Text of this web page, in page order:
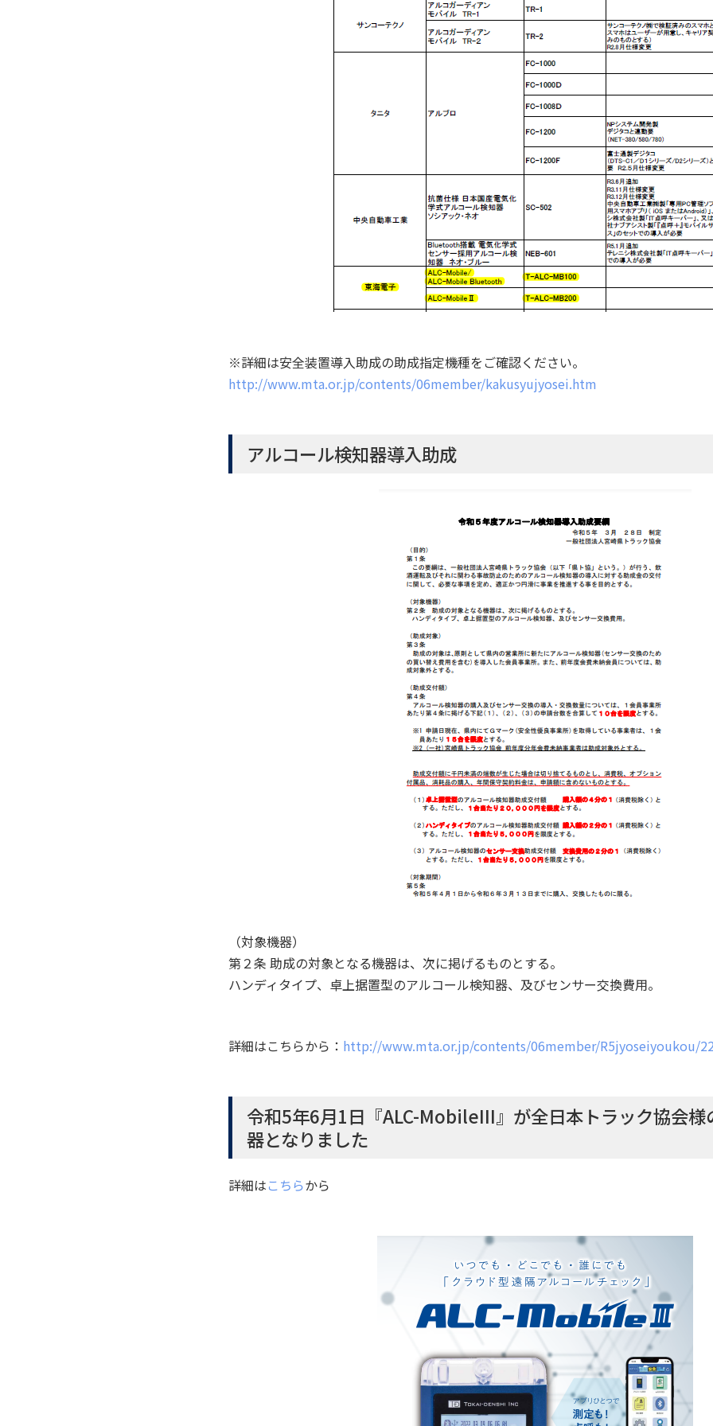
※詳細は安全装置導入助成の助成指定機種をご確認ください。
http://www.mta.or.jp/contents/06member/kakusyujyosei.htm
アルコール検知器導入助成
（対象機器）
第２条 助成の対象となる機器は、次に掲げるものとする。
ハンディタイプ、卓上据置型のアルコール検知器、及びセンサー交換費用。
詳細はこちらから： http://www.mta.or.jp/contents/06member/R5jyoseiyoukou/
令和5年6月1日『ALC-MobileIII』が全日本トラック協会様
器となりました
詳細はこちらから